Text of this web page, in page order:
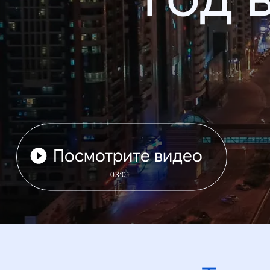
Посмотрите видео
03:01